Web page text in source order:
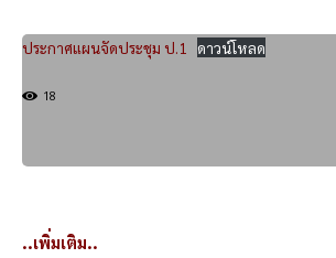
ประกาศแผนจัดประชุม ป.1 ดาวน์โหลด
18
..เพิ่มเติม..